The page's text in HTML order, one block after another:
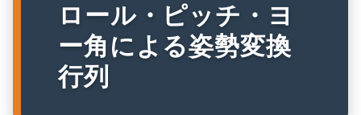
ロール・ピッチ・ヨ
ー角による姿勢変換
行列